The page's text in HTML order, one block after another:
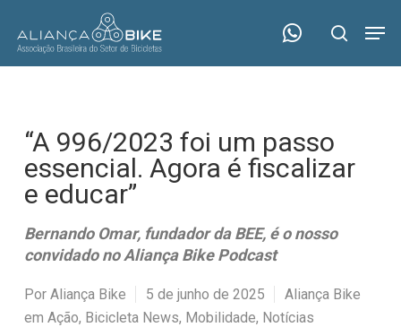
main
search
“A 996/2023 foi um passo
essencial. Agora é fiscalizar
e educar”
Bernando Omar, fundador da BEE, é o nosso
convidado no Aliança Bike Podcast
Por Aliança Bike 5 de junho de 2025
Aliança Bike
em Ação, Bicicleta News, Mobilidade, Notícias